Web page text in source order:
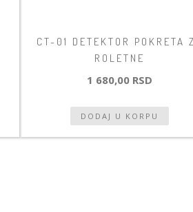
CT-01 DETEKTOR POKRETA
ROLETNE
1 680,00 RSD